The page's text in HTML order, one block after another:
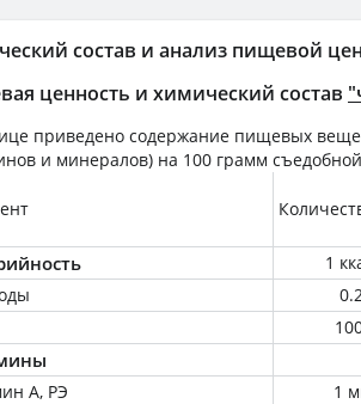
состав и анализ пищевой
ценность и химический состав
приведено содержание пищевых
и минералов) на 100 грамм
1
А, РЭ 1